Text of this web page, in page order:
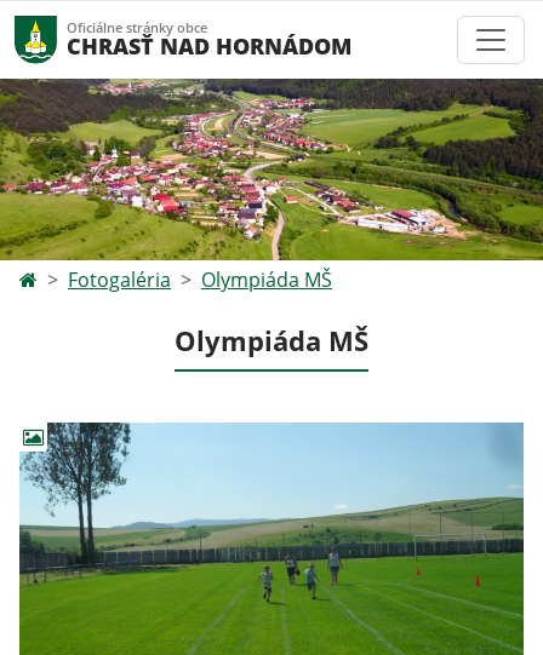
Oficiálne stránky obce
CHRASŤ NAD HORNÁDOM
Fotogaléria Olympiáda MŠ
Olympiáda MŠ